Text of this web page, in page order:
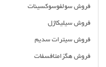
فروش سولفوسوکسینات
فروش سیلیکاژل
فروش سیترات سدیم
فروش هگزامتافسفات